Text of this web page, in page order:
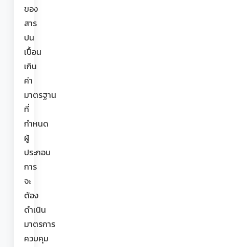
ของ
สาร
ปน
เปื้อน
เกิน
ค่า
มาตรฐาน
ที่
กำหนด
ผู้
ประกอบ
การ
จะ
ต้อง
ดำเนิน
มาตรการ
ควบคุม